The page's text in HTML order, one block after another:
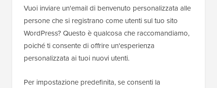
Vuoi inviare un'email di benvenuto personalizzata alle
persone che si registrano come utenti sul tuo sito
WordPress? Questo è qualcosa che raccomandiamo,
poiché ti consente di offrire un'esperienza
personalizzata ai tuoi nuovi utenti.
Per impostazione predefinita, se consenti la